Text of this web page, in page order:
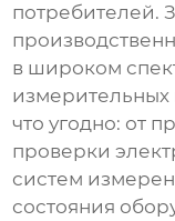
потребителей.
в широком
что угодно: от
проверки
систем
состояния